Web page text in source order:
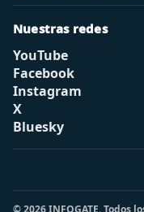
Nuestras redes
YouTube
Facebook
Instagram
X
Bluesky
© 2026 INFOGATE. Todos